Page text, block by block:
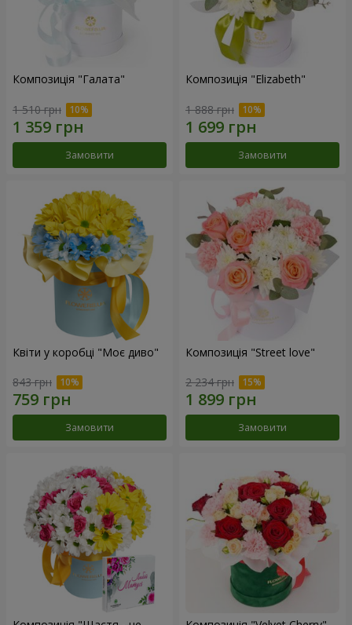
Композиція "Галата"
1 510 грн
Замовити
Композиція "Elizabeth"
1 888 грн
Замовити
Квіти у коробці "Моє диво"
843 грн
Замовити
Композиція "Street love"
2 234 грн
Замовити